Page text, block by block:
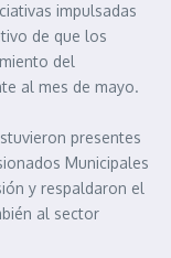
impulsadas
de que los
del
al mes de mayo.
presentes
Municipales
y respaldaron el
al sector